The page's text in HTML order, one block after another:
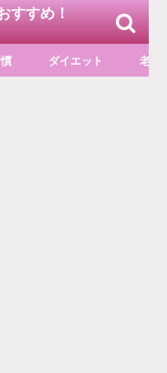
すすめ！
ダイエット 老化